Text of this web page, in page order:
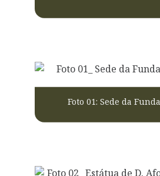
Foto 01: Sede da